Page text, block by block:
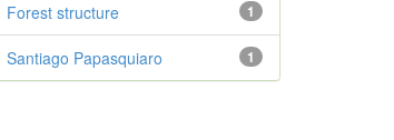
1
Forest structure
1
Santiago Papasquiaro